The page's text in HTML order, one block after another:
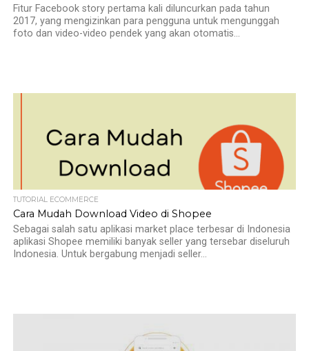
Fitur Facebook story pertama kali diluncurkan pada tahun
2017, yang mengizinkan para pengguna untuk mengunggah
foto dan video-video pendek yang akan otomatis...
TUTORIAL ECOMMERCE
Cara Mudah Download Video di Shopee
Sebagai salah satu aplikasi market place terbesar di Indonesia
aplikasi Shopee memiliki banyak seller yang tersebar diseluruh
Indonesia. Untuk bergabung menjadi seller...